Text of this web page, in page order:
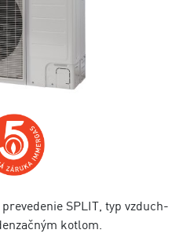
SPLIT, typ vzduch-
kotlom.